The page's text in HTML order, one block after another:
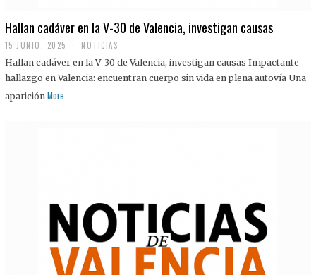
Hallan cadáver en la V-30 de Valencia, investigan causas
15 JUNIO, 2025 NOTICIAS
Hallan cadáver en la V-30 de Valencia, investigan causas Impactante
hallazgo en Valencia: encuentran cuerpo sin vida en plena autovía Una
aparición More